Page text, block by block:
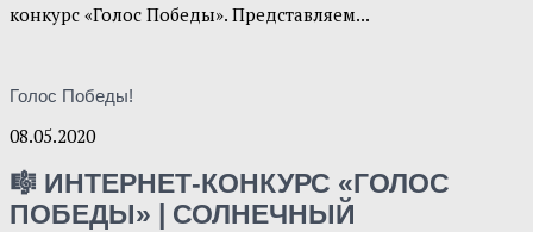
конкурс «Голос Победы». Представляем...
Голос Победы!
08.05.2020
🎼 ИНТЕРНЕТ-КОНКУРС «ГОЛОС
ПОБЕДЫ» | СОЛНЕЧНЫЙ